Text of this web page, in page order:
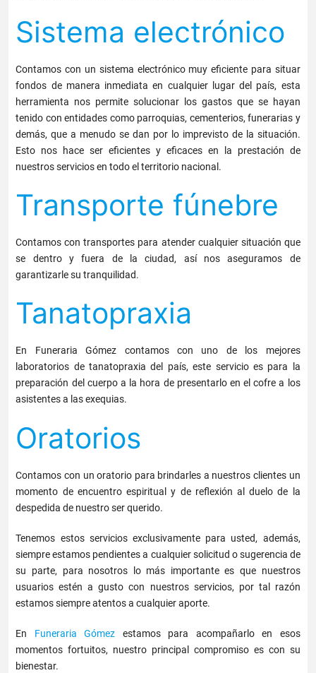
Sistema electrónico
Contamos con un sistema electrónico muy eficiente para situar
fondos de manera inmediata en cualquier lugar del país, esta
herramienta nos permite solucionar los gastos que se hayan
tenido con entidades como parroquias, cementerios, funerarias y
demás, que a menudo se dan por lo imprevisto de la situación.
Esto nos hace ser eficientes y eficaces en la prestación de
nuestros servicios en todo el territorio nacional.
Transporte fúnebre
Contamos con transportes para atender cualquier situación que
se dentro y fuera de la ciudad, así nos aseguramos de
garantizarle su tranquilidad.
Tanatopraxia
En Funeraria Gómez contamos con uno de los mejores
laboratorios de tanatopraxia del país, este servicio es para la
preparación del cuerpo a la hora de presentarlo en el cofre a los
asistentes a las exequias.
Oratorios
Contamos con un oratorio para brindarles a nuestros clientes un
momento de encuentro espiritual y de reflexión al duelo de la
despedida de nuestro ser querido.
Tenemos estos servicios exclusivamente para usted, además,
siempre estamos pendientes a cualquier solicitud o sugerencia de
su parte, para nosotros lo más importante es que nuestros
usuarios estén a gusto con nuestros servicios, por tal razón
estamos siempre atentos a cualquier aporte.
En Funeraria Gómez estamos para acompañarlo en esos
momentos fortuitos, nuestro principal compromiso es con su
bienestar.